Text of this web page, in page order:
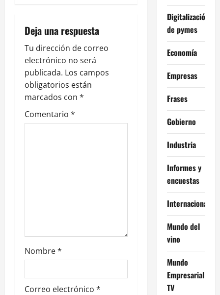
d
e
e
n
t
r
Deja una respuesta
Tu dirección de correo
electrónico no será
publicada. Los campos
obligatorios están
marcados con *
Comentario *
Nombre*
Correo electrónico *
Digitalización
de pymes
Economía
Empresas
Frases
Gobierno
Industria
Informes y
encuestas
Internacional
Mundo del
vino
Mundo
Empresarial
TV